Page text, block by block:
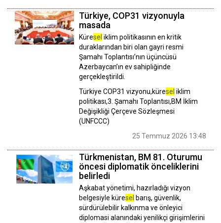
Türkiye, COP31 vizyonuyla
masada
Küresel iklim politikasının en kritik
duraklarından biri olan gayri resmi
Şamahı Toplantısı’nın üçüncüsü
Azerbaycan’ın ev sahipliğinde
gerçekleştirildi.
Türkiye COP31 vizyonu,küresel iklim
politikası,3. Şamahı Toplantısı,BM İklim
Değişikliği Çerçeve Sözleşmesi
(UNFCCC)
25 Temmuz 2026 13:48
Türkmenistan, BM 81. Oturumu
öncesi diplomatik önceliklerini
belirledi
Aşkabat yönetimi, hazırladığı vizyon
belgesiyle küresel barış, güvenlik,
sürdürülebilir kalkınma ve önleyici
diplomasi alanındaki yenilikçi girişimlerini